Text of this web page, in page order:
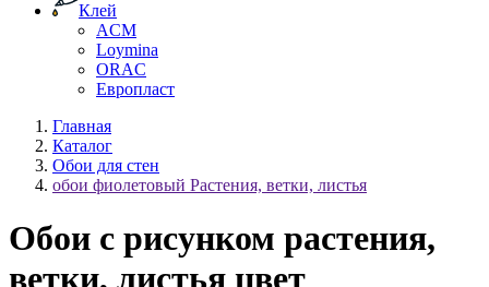
Клей
ACM
Loymina
ORAC
Европласт
Главная
Каталог
Обои для стен
обои фиолетовый Растения, ветки, листья
Обои с рисунком растения,
ветки, листья цвет